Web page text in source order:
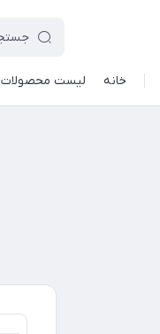
خانه لیست محصولات